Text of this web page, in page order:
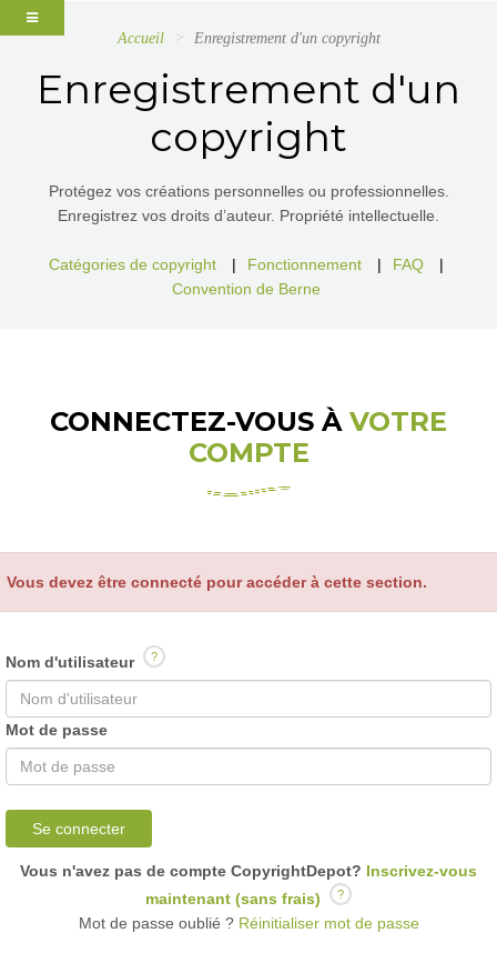
Accueil Enregistrement d'un copyright
Enregistrement d'un
copyright
Protégez vos créations personnelles ou professionnelles.
Enregistrez vos droits d’auteur. Propriété intellectuelle.
Catégories de copyright | Fonctionnement | FAQ
|
Convention de Berne
CONNECTEZ-VOUS À VOTRE
COMPTE
Vous devez être connecté pour accéder à cette section.
Nom d'utilisateur ?
Mot de passe
Se connecter
Vous n'avez pas de compte CopyrightDepot? Inscrivez-vous
maintenant (sans frais)
?
Mot de passe oublié ?Réinitialiser mot de passe